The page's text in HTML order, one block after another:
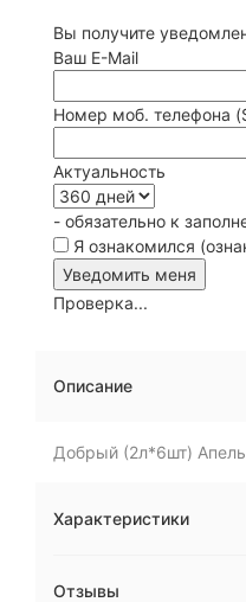
Вы получите
Ваш E-Mail
Номер моб. телефона
Актуальность
- обязательно к
Я ознакомился
Проверка...
Описание
Добрый (2л*6шт)
Характеристики
Отзывы